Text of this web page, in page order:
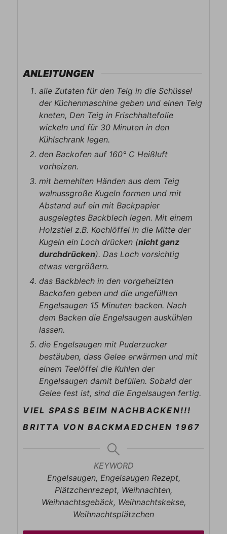
ANLEITUNGEN
alle Zutaten für den Teig in die Schüssel
der Küchenmaschine geben und einen Teig
kneten, Den Teig in Frischhaltefolie
wickeln und für 30 Minuten in den
Kühlschrank legen.
den Backofen auf 160° C Heißluft
vorheizen.
mit bemehlten Händen aus dem Teig
walnussgroße Kugeln formen und mit
Abstand auf ein mit Backpapier
ausgelegtes Backblech legen. Mit einem
Holzstiel z.B. Kochlöffel in die Mitte der
Kugeln ein Loch drücken (nicht ganz
durchdrücken). Das Loch vorsichtig
etwas vergrößern.
das Backblech in den vorgeheizten
Backofen geben und die ungefüllten
Engelsaugen 15 Minuten backen. Nach
dem Backen die Engelsaugen auskühlen
lassen.
die Engelsaugen mit Puderzucker
bestäuben, dass Gelee erwärmen und mit
einem Teelöffel die Kuhlen der
Engelsaugen damit befüllen. Sobald der
Gelee fest ist, sind die Engelsaugen fertig.
VIEL SPASS BEIM NACHBACKEN!!!
BRITTA VON BACKMAEDCHEN 1967
KEYWORD
Engelsaugen, Engelsaugen Rezept,
Plätzchenrezept, Weihnachten,
Weihnachtsgebäck, Weihnachtskekse,
Weihnachtsplätzchen